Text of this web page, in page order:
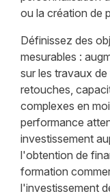
ou la création de
Définissez des
mesurables :
sur les travaux
retouches,
complexes en
performance
investissement
l'obtention de
formation
l'investissement